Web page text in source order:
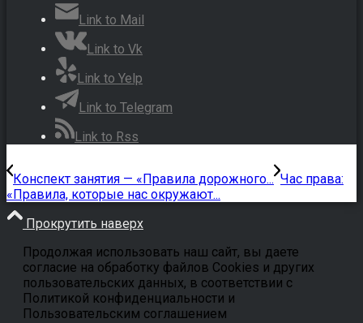
Link to Mail
Link to Vk
Link to Yelp
Link to Telegram
Link to Rss
Конспект занятия — «Правила дорожного... Час права:
«Правила, которые нас окружают...
Прокрутить наверх
Продолжая использовать наш сайт, вы даете
согласие на обработку файлов Cookies и других
пользовательских данных, в соответствии с
Политикой конфиденциальности и
Пользовательским соглашением